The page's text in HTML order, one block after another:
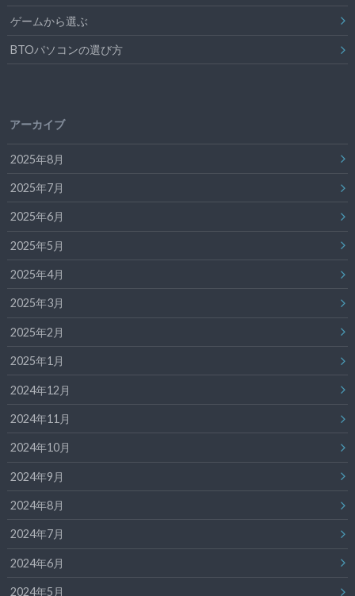
ゲームから選ぶ
BTOパソコンの選び方
アーカイブ
2025年8月
2025年7月
2025年6月
2025年5月
2025年4月
2025年3月
2025年2月
2025年1月
2024年12月
2024年11月
2024年10月
2024年9月
2024年8月
2024年7月
2024年6月
2024年5月